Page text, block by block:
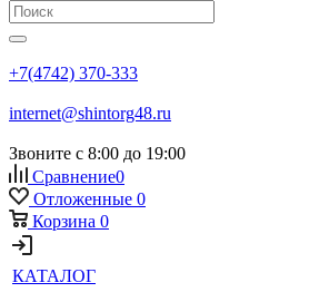
+7(4742) 370-333
internet@shintorg48.ru
Звоните с 8:00 до 19:00
Сравнение0
Отложенные 0
Корзина 0
КАТАЛОГ